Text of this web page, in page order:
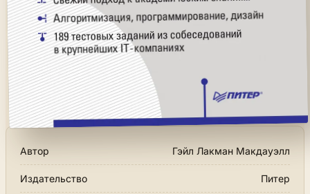
Автор Гэйл Лакман Макдауэлл
Издательство Питер